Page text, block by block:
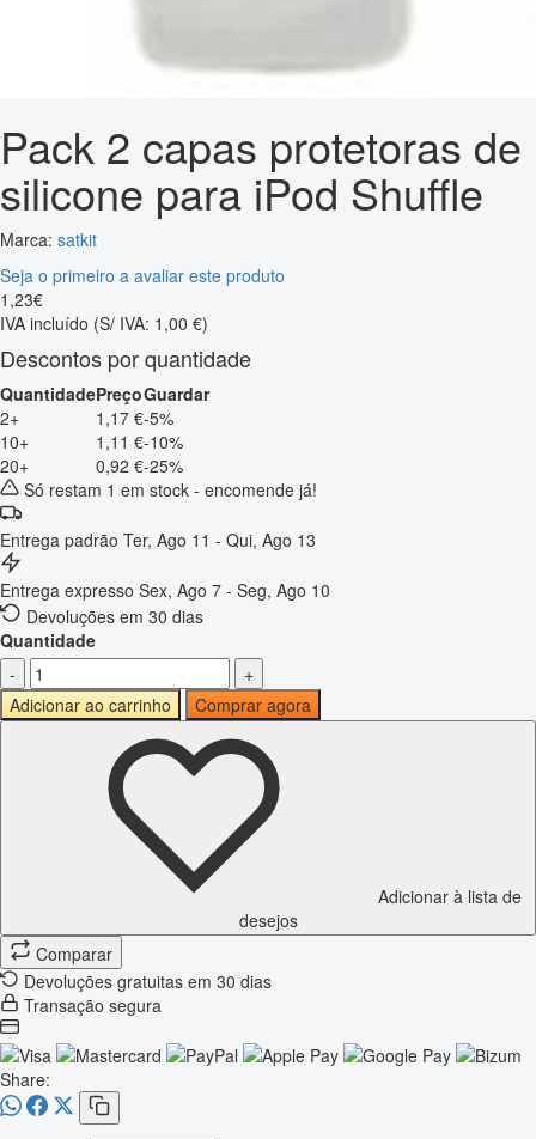
Pack 2 capas protetoras de
silicone para iPod Shuffle
Marca: satkit
Seja o primeiro a avaliar este produto
1 ,23€
IVA incluído (S/ IVA: 1,00 €)
Descontos por quantidade
QuantidadePreçoGuardar
2+
1,17 €-5%
10+
1,11 €-10%
20+
0,92 €-25%
Só restam 1 em stock - encomende já!
Entrega padrão Ter, Ago 11 - Qui, Ago 13
Entrega expresso Sex, Ago 7 - Seg, Ago 10
Devoluções em 30 dias
Quantidade
-
+
Adicionar ao carrinho
Comprar agora
Adicionar à lista de
desejos
Comparar
Devoluções gratuitas em 30 dias
Transação segura
Share: